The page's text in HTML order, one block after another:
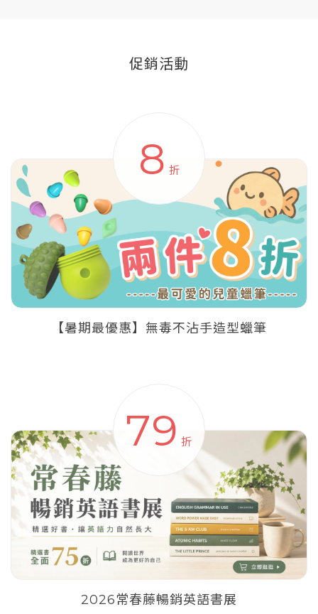
促銷活動
8 折
【暑期最優惠】無毒不沾手造型蠟筆
79 折
2026常春藤暢銷英語書展